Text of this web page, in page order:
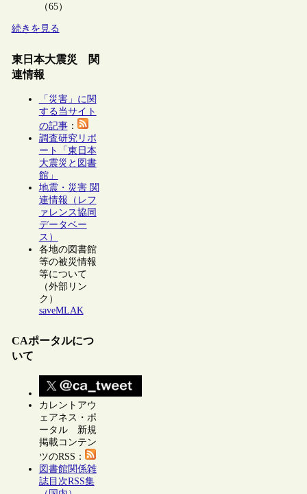
（65）
続きを見る
東日本大震災 関
連情報
「災害」に関
する当サイト
の記事：
調査研究リポ
ート「東日本
大震災と図書
館」
地震・災害 関
連情報（レフ
ァレンス協同
データベー
ス）
各地の図書館
等の被災情報
等について
（外部リン
ク）
saveMLAK
CAポータルにつ
いて
カレントアウ
ェアネス・ポ
ータル 新規
掲載コンテン
ツのRSS：
図書館関係雑
誌目次RSS集